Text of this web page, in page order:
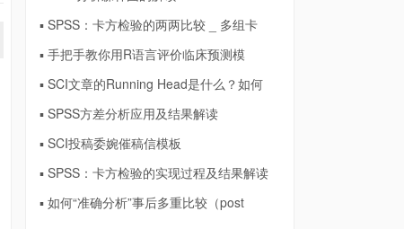
▪ SPSS：卡方检验的两两比较 _ 多组卡
▪ 手把手教你用R语言评价临床预测模
▪ SCI文章的Running Head是什么？如何
▪ SPSS方差分析应用及结果解读
▪ SCI投稿委婉催稿信模板
▪ SPSS：卡方检验的实现过程及结果解读
▪ 如何“准确分析”事后多重比较（post